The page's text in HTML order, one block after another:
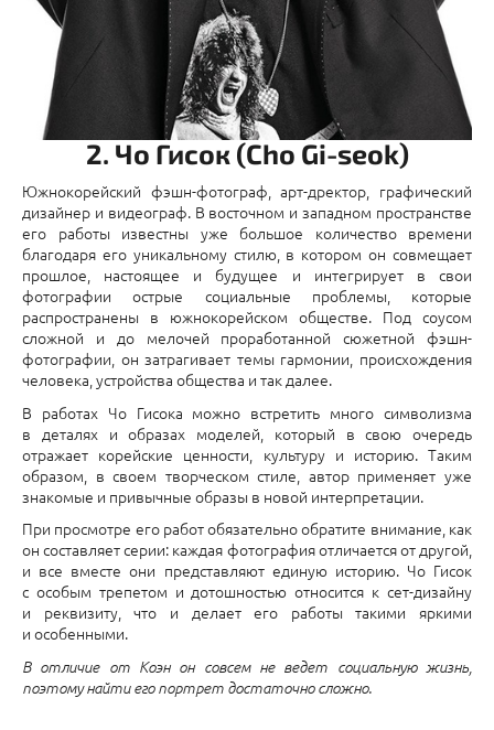
2. Чо Гисок (Cho Gi-seok)
Южнокорейский фэшн-фотограф, арт-дректор, графический
дизайнер и видеограф. В восточном и западном пространстве
его работы известны уже большое количество времени
благодаря его уникальному стилю, в котором он совмещает
прошлое, настоящее и будущее и интегрирует в свои
фотографии острые социальные проблемы, которые
распространены в южнокорейском обществе. Под соусом
сложной и до мелочей проработанной сюжетной фэшн-
фотографии, он затрагивает темы гармонии, происхождения
человека, устройства общества и так далее.
В работах Чо Гисока можно встретить много символизма
в деталях и образах моделей, который в свою очередь
отражает корейские ценности, культуру и историю. Таким
образом, в своем творческом стиле, автор применяет уже
знакомые и привычные образы в новой интерпретации.
При просмотре его работ обязательно обратите внимание, как
он составляет серии: каждая фотография отличается от другой,
и все вместе они представляют единую историю. Чо Гисок
с особым трепетом и дотошностью относится к сет-дизайну
и реквизиту, что и делает его работы такими яркими
и особенными.
В отличие от Коэн он совсем не ведет социальную жизнь,
поэтому найти его портрет достаточно сложно.